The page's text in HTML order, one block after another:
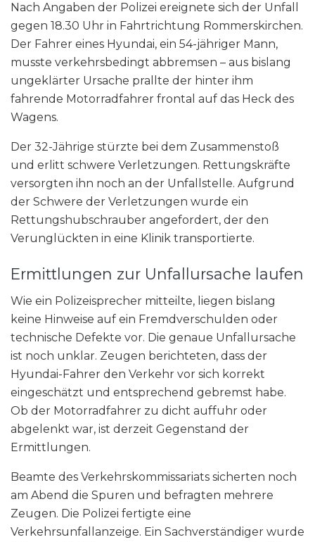
Nach Angaben der Polizei ereignete sich der Unfall
gegen 18.30 Uhr in Fahrtrichtung Rommerskirchen.
Der Fahrer eines Hyundai, ein 54-jähriger Mann,
musste verkehrsbedingt abbremsen – aus bislang
ungeklärter Ursache prallte der hinter ihm
fahrende Motorradfahrer frontal auf das Heck des
Wagens.
Der 32-Jährige stürzte bei dem Zusammenstoß
und erlitt schwere Verletzungen. Rettungskräfte
versorgten ihn noch an der Unfallstelle. Aufgrund
der Schwere der Verletzungen wurde ein
Rettungshubschrauber angefordert, der den
Verunglückten in eine Klinik transportierte.
Ermittlungen zur Unfallursache laufen
Wie ein Polizeisprecher mitteilte, liegen bislang
keine Hinweise auf ein Fremdverschulden oder
technische Defekte vor. Die genaue Unfallursache
ist noch unklar. Zeugen berichteten, dass der
Hyundai-Fahrer den Verkehr vor sich korrekt
eingeschätzt und entsprechend gebremst habe.
Ob der Motorradfahrer zu dicht auffuhr oder
abgelenkt war, ist derzeit Gegenstand der
Ermittlungen.
Beamte des Verkehrskommissariats sicherten noch
am Abend die Spuren und befragten mehrere
Zeugen. Die Polizei fertigte eine
Verkehrsunfallanzeige. Ein Sachverständiger wurde